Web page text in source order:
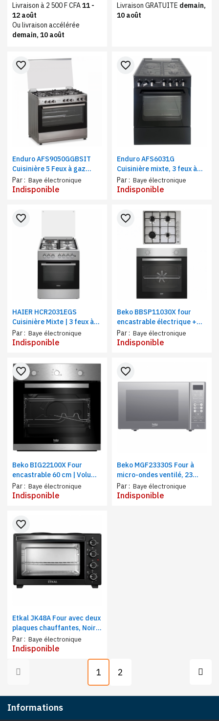
Livraison à 2 500 F CFA11 -
12 août
Ou livraison accélérée
demain, 10 août
Livraison GRATUITE demain,
10 août
Enduro AFS9050GGBSIT
Cuisinière 5 Feux à gaz
90X60 | Grill double bouton
Par : Baye électronique
favorite_border
Indisponible
Enduro AFS6031G
Cuisinière mixte, 3 feux à
gaz et 1 feu électrique
Par : Baye électronique
favorite_border
Indisponible
HAIER HCR2031EGS
Cuisinière Mixte | 3 feux à
Gaz, 1 feux Electrique, four
à gaz | semi Inox 60x60
Par : Baye électronique
favorite_border
Indisponible
Beko BBSP11030X four
encastrable électrique +
plaque à gaz | 4 feux |
Volume 66 litres, Acier inox
Par : Baye électronique
favorite_border
Indisponible
Beko BIG22100X Four
encastrable 60 cm | Volume
de la cavité 66 L | Classe
d'efficacité énergétique A,
Par : Baye électronique
favorite_border
Indisponible
Beko MGF23330S Four à
micro-ondes ventilé, 23
litres, Plateau en verre,
Arrêt automatique,
Par : Baye électronique
favorite_border
Indisponible
Etkal JK48A Four avec deux
plaques chauffantes, Noir,
48 Litres, 2000W, 60min,
Acier inox
Par : Baye électronique
favorite_border
Indisponible
1 2
Informations